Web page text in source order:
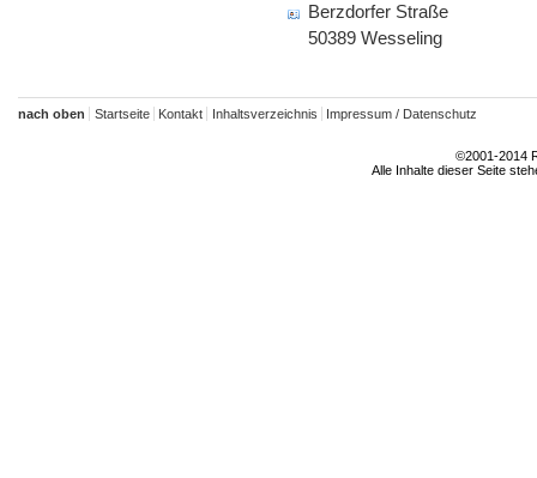
Berzdorfer Straße
50389 Wesseling
nach oben Startseite Kontakt Inhaltsverzeichnis Impressum / Datenschutz
©2001-2014
Alle Inhalte dieser Seite